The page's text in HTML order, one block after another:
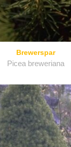
Brewerspar
Picea breweriana